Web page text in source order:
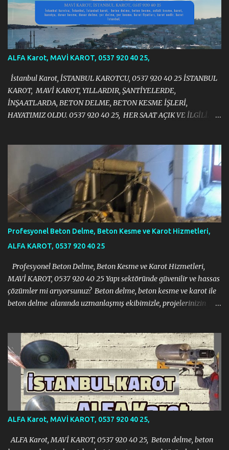
ALFA Karot, MAVİ KAROT, 0537 920 40 25,
İstanbul Karot, İSTANBUL KAROTCU, 0537 920 40 25 İSTANBUL
KAROT, MAVİ KAROT, YILLARDIR, ŞANTİYELERDE,
İNŞAATLARDA, BETON DELME, BETON KESME İŞLERİ,
HAYATIMIZ OLDU. 0537 920 40 25, HER SAAT AÇIK VE İLGİLİ.
Profesyonel Beton Delme, Beton Kesme ve Karot Hizmetleri,
ALFA KAROT, 0537 920 40 25
Profesyonel Beton Delme, Beton Kesme ve Karot Hizmetleri,
MAVİ KAROT, 0537 920 40 25 Yapı sektöründe güvenilir ve hassas
çözümler mi arıyorsunuz? Beton delme, beton kesme ve karot ile
beton delme alanında uzmanlaşmış ekibimizle, projelerinizin
veya yıkım projelerinizde ihtiyacınız olan her türlü beton kesme
ve delme işi için yanınızdayız. Profesyonel Beton Delme, Beton
Kesme ve Karot Hizmetleri, MAVİ KAROT, 0537 920 40 25 Neden
Bizi Tercih Etmelisiniz? · Uzman Ekip: Alanında eğitimli ve
deneyimli profesyonel kadromuzla projelerinizi en iyi şekilde
yönetiyoruz. · Modern Teknoloji: En yeni ve en verimli beton
delme, kesme ve karot makinelerini kullanarak iş güvenliğini ve
hassasiyeti ön planda tutuyoruz. · ...
ALFA Karot, MAVİ KAROT, 0537 920 40 25,
ALFA Karot, MAVİ KAROT, 0537 920 40 25, Beton delme, beton